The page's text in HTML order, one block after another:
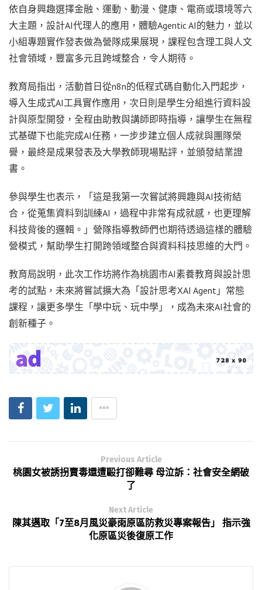
依自身興趣選擇金融、運動、動漫、健康、電商或環境等六
大主題，設計AI代理人的應用，體驗Agentic AI的魅力，並以
小組專題實作發表做為營隊成果展現，課程包含理工與人文
社會領域，豐富多元且跨域整合，令人期待。
教育局指出，活動首日從n8n的低程式碼自動化入門起步，
導入生成式AI工具實作應用，次日則是學生分組進行資料設
計與原型開發，全程由助教與講師即時指導，讓學生在無程
式基礎下也能完成AI任務，一步步建立個人成就與團隊榮
譽，最終是成果發表及大學教師現場點評，並頒發結業證
書。
參與學生也表示，「這是我第一次嘗試將興趣與AI技術結
合，從蒐集資料到訓練AI，過程中非常有成就感，也更理解
科技背後的邏輯。」營隊指導教師們也期待透過這樣的體驗
營模式，幫助學生打開跨領域整合與資料科技思維的大門。
教育局說明，此次工作坊將作為桃園市AI素養教育與設計思
考的試點，未來將嘗試擴大為「設計思考XAI Agent」常態
課程，讓更多學生「學中玩、玩中學」，成為未來AI社會的
創新種子。
Previous Article
桃園女被誘拐賣毒還遭毆打卻難尋 母泣訴：社會安全網破
了
Next Article
陳其邁取「7至8月風災豪雨原區防救災專案報告」 指示強
化原區災後復原工作